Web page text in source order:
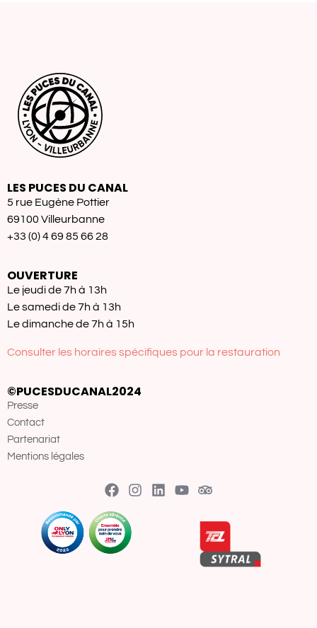
LES PUCES DU CANAL
5 rue Eugène Pottier
69100 Villeurbanne
+33 (0) 4 69 85 66 28
OUVERTURE
Le jeudi de 7h à 13h
Le samedi de 7h à 13h
Le dimanche de 7h à 15h
Consulter les horaires spécifiques pour la restauration
©PUCESDUCANAL2024
Presse
Contact
Partenariat
Mentions légales